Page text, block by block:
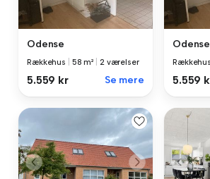
Odense
Rækkehus 58 m² 2 værelser
5.559 kr Se mere
Odense
Rækkehus
5.559